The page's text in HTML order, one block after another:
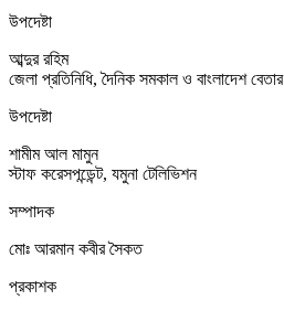
উপদেষ্টা
আব্দুর রহিম
জেলা প্রতিনিধি, দৈনিক সমকাল ও বাংলাদেশ বেতার
উপদেষ্টা
শামীম আল মামুন
স্টাফ করেসপন্ডেন্ট, যমুনা টেলিভিশন
সম্পাদক
মোঃ আরমান কবীর সৈকত
প্রকাশক